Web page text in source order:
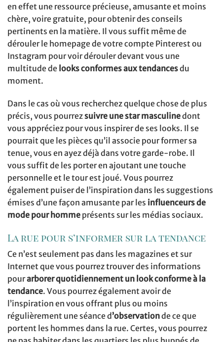
en effet une ressource précieuse, amusante et moins
chère, voire gratuite, pour obtenir des conseils
pertinents en la matière. Il vous suffit même de
dérouler le homepage de votre compte Pinterest ou
Instagram pour voir dérouler devant vous une
multitude de looks conformes aux tendancesdu
moment.
Dans le cas où vous recherchez quelque chose de plus
précis, vous pourrez suivre une star masculinedont
vous appréciez pour vous inspirer de ses looks. Il se
pourrait que les pièces qu’il associe pour former sa
tenue, vous en ayez déjà dans votre garde-robe. Il
vous suffit de les porter en ajoutant une touche
personnelle et le tour est joué. Vous pourrez
également puiser de l’inspiration dans les suggestions
émises d’une façon amusante par les influenceurs de
mode pour homme présents sur les médias sociaux.
La rue pour s’informer sur la tendance
Ce n’est seulement pas dans les magazines et sur
Internet que vous pourrez trouver des informations
pourarborer quotidiennement un look conforme à la
tendance. Vous pourrez également avoir de
l’inspiration en vous offrant plus ou moins
régulièrement une séance d’observationde ce que
portent les hommes dans la rue. Certes, vous pourrez